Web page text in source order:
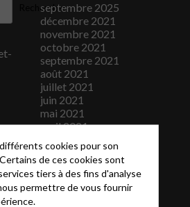
Rechercher
septembre 2025
décembre 2021
novembre 2021
octobre 2021
septembre 2021
août 2021
juillet 2021
juin 2021
mai 2021
avril 2021
mars 2021
février 2021
janvier 2021
décembre 2020
novembre 2020
cookies pour son
de ces cookies sont
tiers à des fins d'analyse
permettre de vous fournir